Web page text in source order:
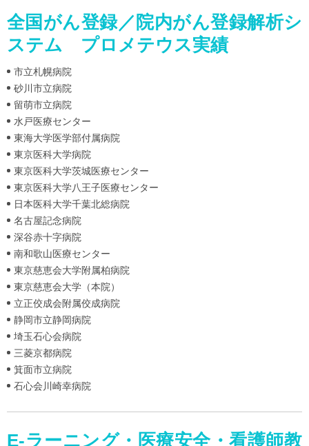
全国がん登録／院内がん登録解析シ
ステム プロメテウス実績
市立札幌病院
砂川市立病院
留萌市立病院
水戸医療センター
東海大学医学部付属病院
東京医科大学病院
東京医科大学茨城医療センター
東京医科大学八王子医療センター
日本医科大学千葉北総病院
名古屋記念病院
深谷赤十字病院
南和歌山医療センター
東京慈恵会大学附属柏病院
東京慈恵会大学（本院）
立正佼成会附属佼成病院
静岡市立静岡病院
埼玉石心会病院
三菱京都病院
箕面市立病院
石心会川崎幸病院
E-ラーニング・医療安全・看護師教